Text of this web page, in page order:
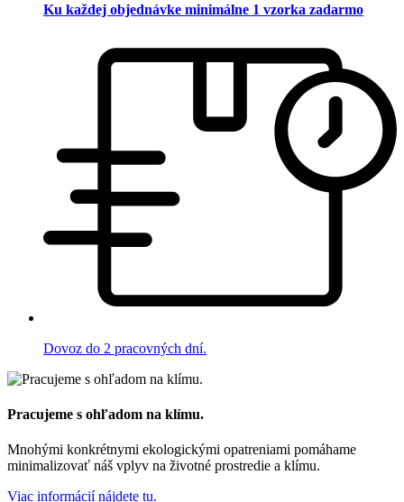
Ku každej objednávke minimálne 1 vzorka zadarmo
Dovoz do 2 pracovných dní.
Pracujeme s ohľadom na klímu.
Mnohými konkrétnymi ekologickými opatreniami pomáhame
minimalizovať náš vplyv na životné prostredie a klímu.
Viac informácií nájdete tu.